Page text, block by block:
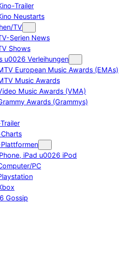
Trailer
Neustarts
TV
Serien News
Shows
u0026 Verleihungen
European Music Awards (EMAs)
Music Awards
Music Awards (VMA)
Awards (Grammys)
iPad u0026 iPod
PC
Gossip